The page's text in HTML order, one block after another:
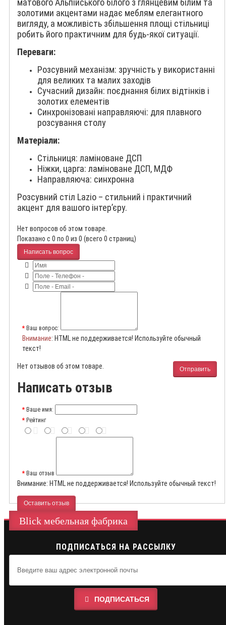
матового Альпійського білого з глянцевим білим та
золотими акцентами надає меблям елегантного
вигляду, а можливість збільшення площі стільниці
робить його практичним для будь-якої ситуації.
Переваги:
Розсувний механізм: зручність у використанні
для великих та малих заходів
Сучасний дизайн: поєднання білих відтінків і
золотих елементів
Синхронізовані направляючі: для плавного
розсування столу
Матеріали:
Стільниця: ламіноване ДСП
Ніжки, царга: ламіноване ДСП, МДФ
Направляюча: синхронна
Розсувний стіл Lazio – стильний і практичний
акцент для вашого інтер’єру.
Нет вопросов об этом товаре.
Показано с 0 по 0 из 0 (всего 0 страниц)
Написать вопрос
Ваш вопрос:
Внимание: HTML не поддерживается! Используйте обычный
текст!
Отправить
Нет отзывов об этом товаре.
Написать отзыв
Ваше имя:
Рейтинг
Ваш отзыв
Внимание: HTML не поддерживается! Используйте обычный текст!
Оставить отзыв
Blick мебельная фабрика
ПОДПИСАТЬСЯ НА РАССЫЛКУ
ПОДПИСАТЬСЯ